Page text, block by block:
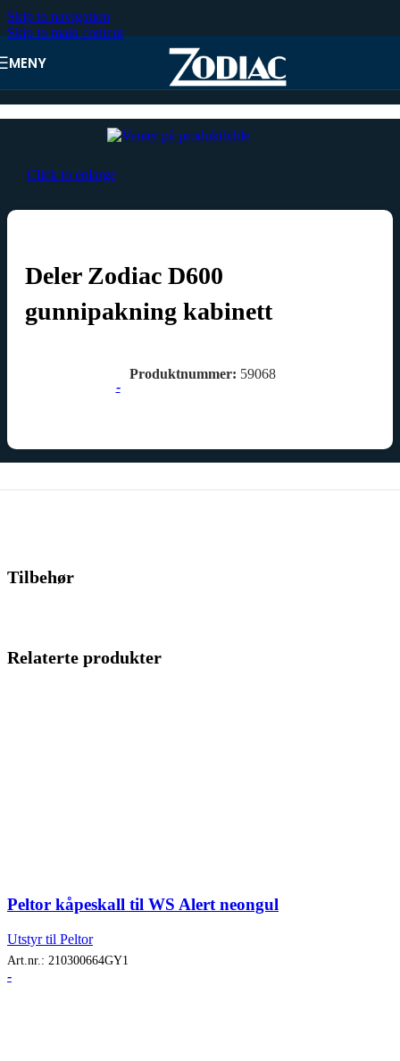
Skip to navigation
Skip to main content
MENY
Hjem
Click to enlarge
Deler Zodiac D600
gunnipakning kabinett
-
Produktnummer: 59068
Tilbehør
Relaterte produkter
Peltor kåpeskall til WS Alert neongul
Utstyr til Peltor
Art.nr.: 210300664GY1
-